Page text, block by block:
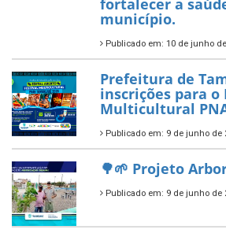
7 de novembro de
ÚLTIMAS NOTÍCIAS
Tamandaré
Diamante do
segundo ano
reafirma
Publicado em: 10 de junho de